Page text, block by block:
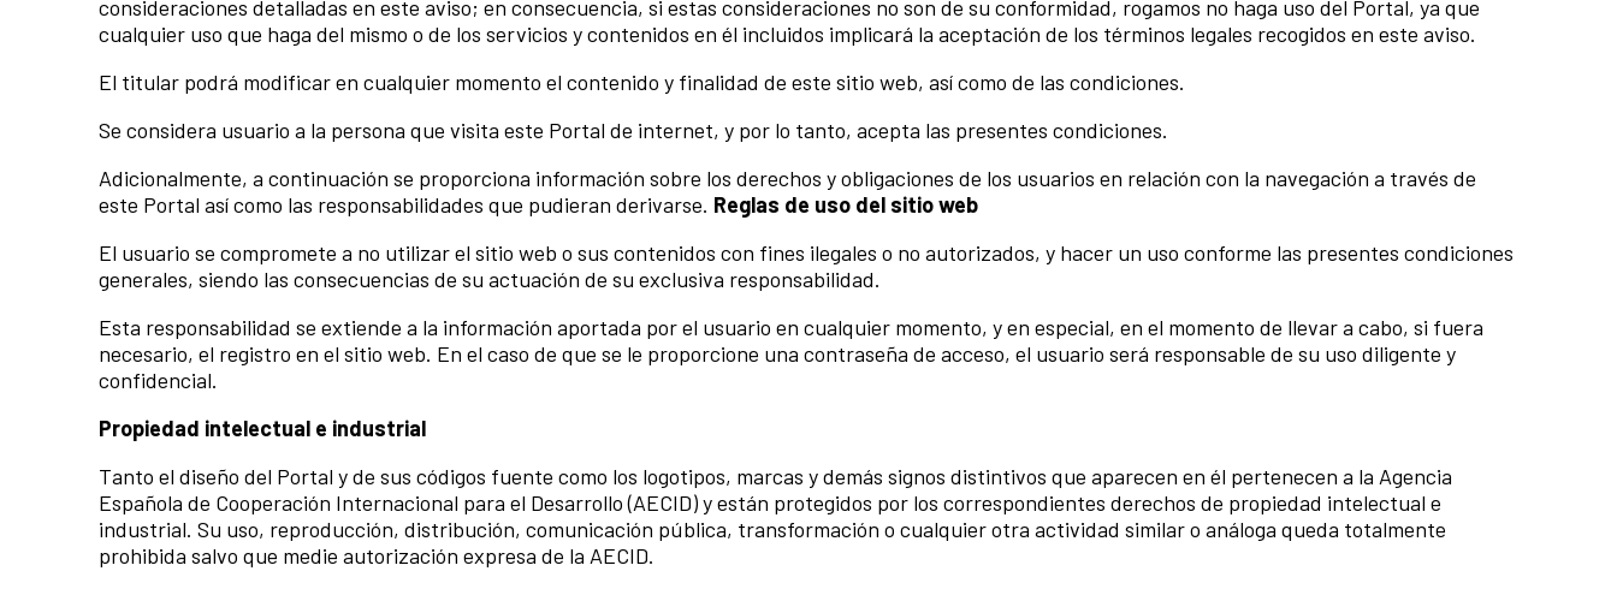
consideraciones detalladas en este aviso; en consecuencia, si estas consideraciones no son de su conformidad, rogamos no haga uso del Portal, ya que
cualquier uso que haga del mismo o de los servicios y contenidos en él incluidos implicará la aceptación de los términos legales recogidos en este aviso.
El titular podrá modificar en cualquier momento el contenido y finalidad de este sitio web, así como de las condiciones.
Se considera usuario a la persona que visita este Portal de internet, y por lo tanto, acepta las presentes condiciones.
Adicionalmente, a continuación se proporciona información sobre los derechos y obligaciones de los usuarios en relación con la navegación a través de
este Portal así como las responsabilidades que pudieran derivarse. Reglas de uso del sitio web
El usuario se compromete a no utilizar el sitio web o sus contenidos con fines ilegales o no autorizados, y hacer un uso conforme las presentes condiciones
generales, siendo las consecuencias de su actuación de su exclusiva responsabilidad.
Esta responsabilidad se extiende a la información aportada por el usuario en cualquier momento, y en especial, en el momento de llevar a cabo, si fuera
necesario, el registro en el sitio web. En el caso de que se le proporcione una contraseña de acceso, el usuario será responsable de su uso diligente y
confidencial.
Propiedad intelectual e industrial
Tanto el diseño del Portal y de sus códigos fuente como los logotipos, marcas y demás signos distintivos que aparecen en él pertenecen a la Agencia
Española de Cooperación Internacional para el Desarrollo (AECID) y están protegidos por los correspondientes derechos de propiedad intelectual e
industrial. Su uso, reproducción, distribución, comunicación pública, transformación o cualquier otra actividad similar o análoga queda totalmente
prohibida salvo que medie autorización expresa de la AECID.